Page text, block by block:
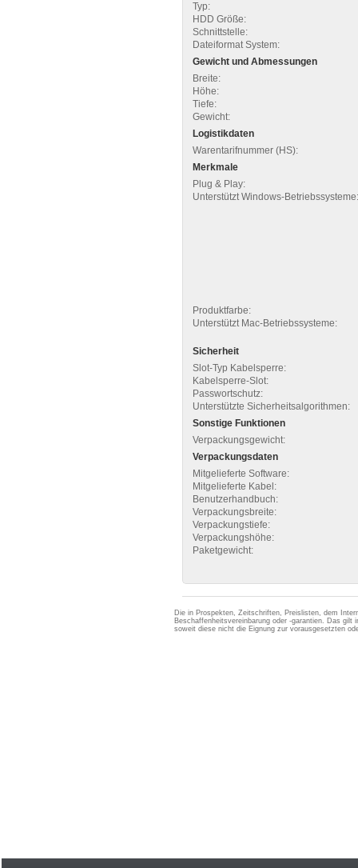
Typ:
HDD Größe:
Schnittstelle:
Dateiformat System:
Gewicht und Abmessungen
Breite:
Höhe:
Tiefe:
Gewicht:
Logistikdaten
Warentarifnummer (HS):
Merkmale
Plug & Play:
Unterstützt Windows-Betriebssysteme:
Produktfarbe:
Unterstützt Mac-Betriebssysteme:
Sicherheit
Slot-Typ Kabelsperre:
Kabelsperre-Slot:
Passwortschutz:
Unterstützte Sicherheitsalgorithmen:
Sonstige Funktionen
Verpackungsgewicht:
Verpackungsdaten
Mitgelieferte Software:
Mitgelieferte Kabel:
Benutzerhandbuch:
Verpackungsbreite:
Verpackungstiefe:
Verpackungshöhe:
Paketgewicht:
Die in Prospekten, Zeitschriften, Preislisten, dem
Beschaffenheitsvereinbarung oder -garantien. Das
soweit diese nicht die Eignung zur vorausgesetzten